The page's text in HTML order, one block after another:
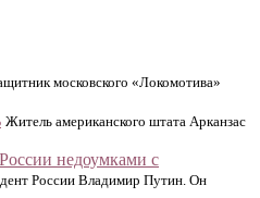
московского «Локомотива»
Житель американского штата Арканзас
недоумками с
России Владимир Путин. Он